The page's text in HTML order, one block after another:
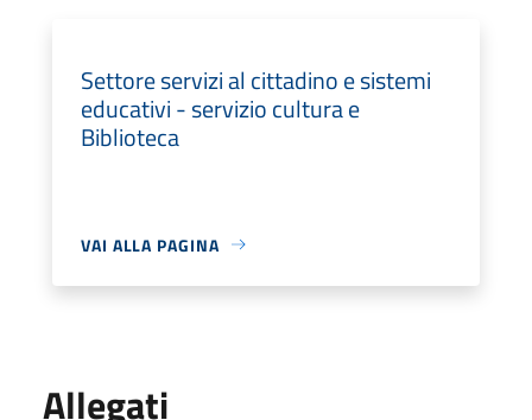
Settore servizi al cittadino e sistemi
educativi - servizio cultura e
Biblioteca
VAI ALLA PAGINA
Allegati